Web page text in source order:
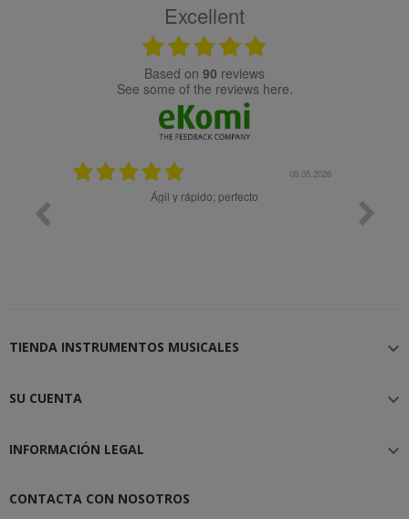
Excellent
based on 90 reviews
see some of the reviews here.
08.05.2026
Ágil y rápido; perfecto
TIENDA INSTRUMENTOS MUSICALES 
SU CUENTA 
INFORMACIÓN LEGAL 
CONTACTA CON NOSOTROS